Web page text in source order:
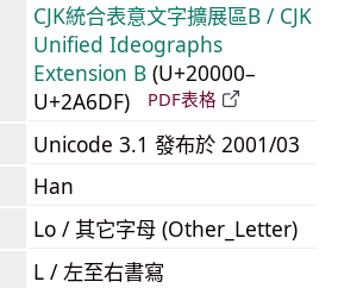
CJK統合表意文字擴展區B / CJK
Unified Ideographs
Extension B (U+20000–
U+2A6DF)
PDF表格
Unicode 3.1 發布於 2001/03
Han
Lo / 其它字母 (Other_Letter)
L / 左至右書寫